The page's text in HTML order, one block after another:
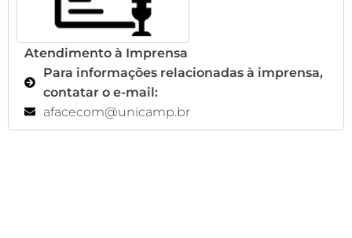
Atendimento à Imprensa
Para informações relacionadas à imprensa,
contatar o e-mail:
afacecom@unicamp.br